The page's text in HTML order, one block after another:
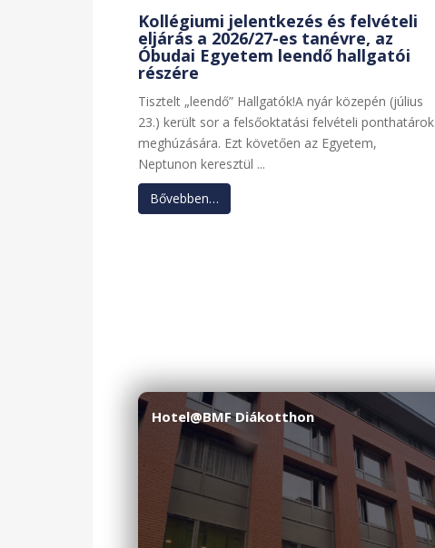
Kollégiumi jelentkezés és felvételi
eljárás a 2026/27-es tanévre, az
Óbudai Egyetem leendő hallgatói
részére
Tisztelt „leendő” Hallgatók!A nyár közepén (július
23.) került sor a felsőoktatási felvételi ponthatárok
meghúzására. Ezt követően az Egyetem,
Neptunon keresztül ...
Bővebben…
Hotel@BMF Diákotthon